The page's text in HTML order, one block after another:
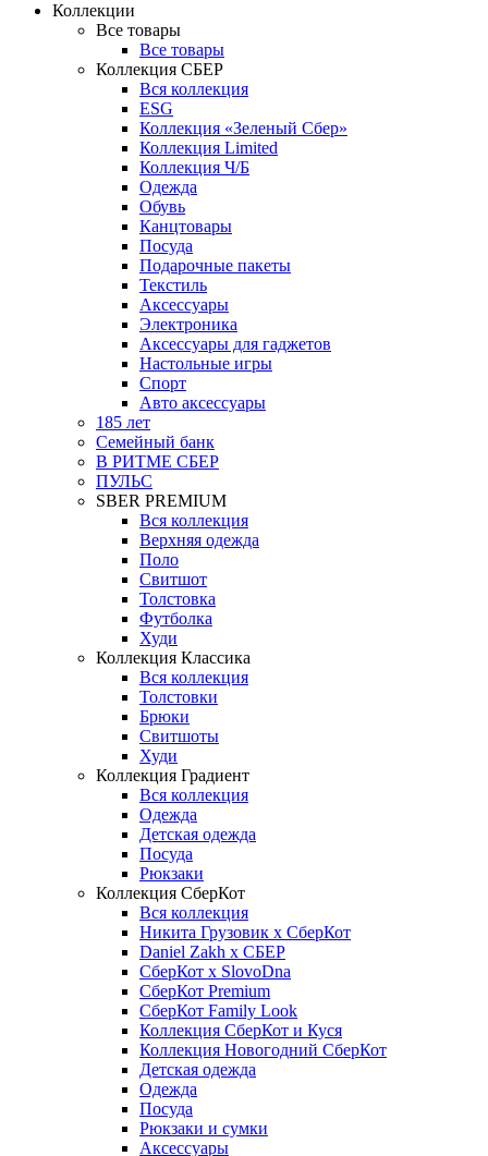
Коллекции
Все товары
Все товары
Коллекция СБЕР
Вся коллекция
ESG
Коллекция «Зеленый Сбер»
Коллекция Limited
Коллекция Ч/Б
Одежда
Обувь
Канцтовары
Посуда
Подарочные пакеты
Текстиль
Аксессуары
Электроника
Аксессуары для гаджетов
Настольные игры
Спорт
Авто аксессуары
185 лет
Семейный банк
В РИТМЕ СБЕР
ПУЛЬС
SBER PREMIUM
Вся коллекция
Верхняя одежда
Поло
Свитшот
Толстовка
Футболка
Худи
Коллекция Классика
Вся коллекция
Толстовки
Брюки
Свитшоты
Худи
Коллекция Градиент
Вся коллекция
Одежда
Детская одежда
Посуда
Рюкзаки
Коллекция СберКот
Вся коллекция
Никита Грузовик х СберКот
Daniel Zakh x СБЕР
СберКот x SlovoDna
СберКот Premium
СберКот Family Look
Коллекция СберКот и Куся
Коллекция Новогодний СберКот
Детская одежда
Одежда
Посуда
Рюкзаки и сумки
Аксессуары